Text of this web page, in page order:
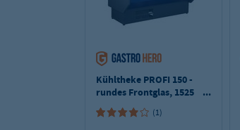
Kühltheke PROFI 150 -
rundes Frontglas, 1525
mm, mit LED-
Beleuchtung (1)